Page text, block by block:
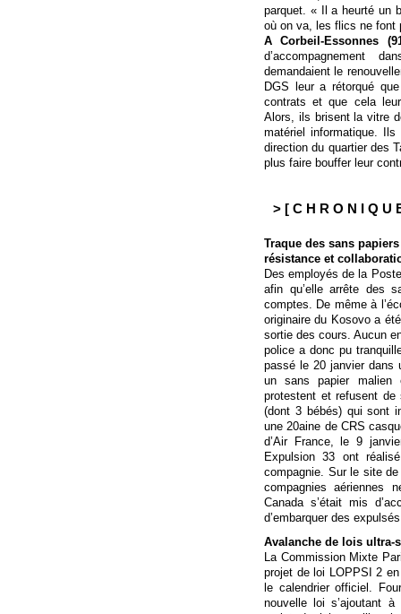
parquet. « Il a heurté un
où on va, les flics ne font
A Corbeil-Essonnes
d’accompagnement
demandaient le
DGS leur a rétorqué
contrats et que cela
Alors, ils brisent la vitre
matériel informatique.
direction du quartier des
plus faire bouffer leur
> [ C H R O N I Q U
Traque des sans
résistance et
Des employés de la
afin qu’elle arrête des
comptes. De même à
originaire du Kosovo a
sortie des cours. Aucun
police a donc pu
passé le 20 janvier dans
un sans papier malien
protestent et refusent
(dont 3 bébés) qui sont
une 20aine de CRS
d’Air France, le 9
Expulsion 33 ont
compagnie. Sur le site
compagnies aériennes
Canada s’était mis
d’embarquer des
Avalanche de lois ultra-
La Commission Mixte
projet de loi LOPPSI 2
le calendrier officiel.
nouvelle loi s’ajoutant